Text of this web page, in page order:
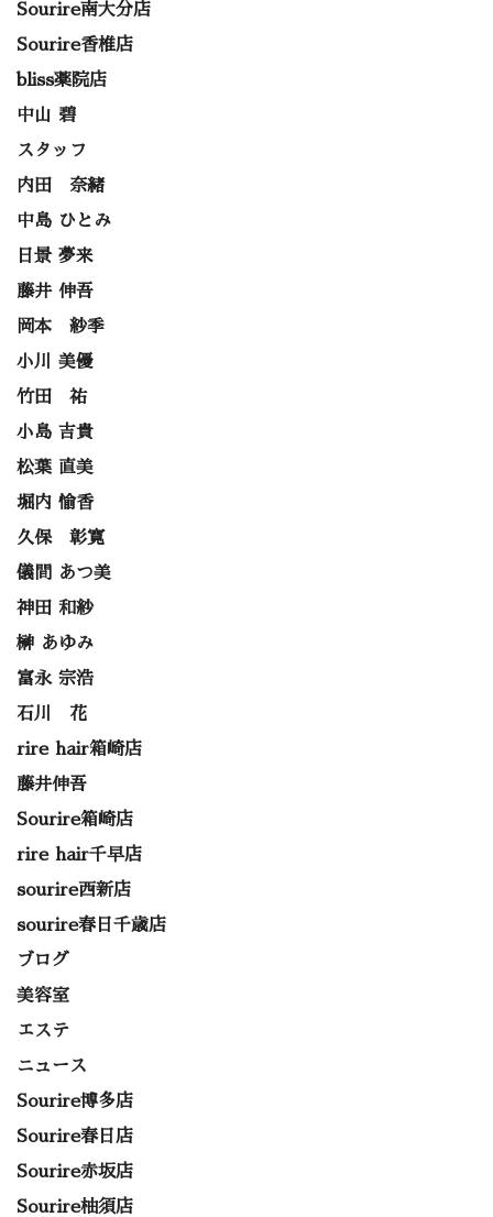
Sourire南大分店
Sourire香椎店
bliss薬院店
中山 碧
スタッフ
内田 奈緒
中島 ひとみ
日景 夢来
藤井 伸吾
岡本 紗季
小川 美優
竹田 祐
小島 吉貴
松葉 直美
堀内 愉香
久保 彰寛
儀間 あつ美
神田 和紗
榊 あゆみ
富永 宗浩
石川 花
rire hair箱崎店
藤井伸吾
Sourire箱崎店
rire hair千早店
sourire西新店
sourire春日千歳店
ブログ
美容室
エステ
ニュース
Sourire博多店
Sourire春日店
Sourire赤坂店
Sourire柚須店